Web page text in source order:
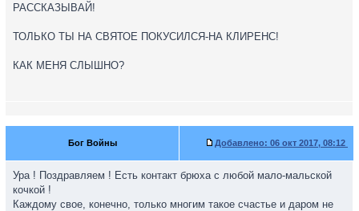
РАССКАЗЫВАЙ!
ТОЛЬКО ТЫ НА СВЯТОЕ ПОКУСИЛСЯ-НА КЛИРЕНС!
КАК МЕНЯ СЛЫШНО?
Бог Войны Добавлено: 06 окт 2017, 08:12
Ура ! Поздравляем ! Есть контакт брюха с любой мало-мальской
кочкой !
Каждому свое, конечно, только многим такое счастье и даром не